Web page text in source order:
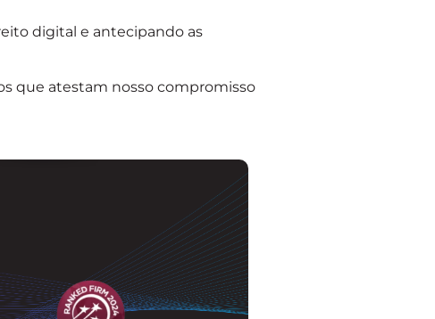
digital e antecipando as
que atestam nosso compromisso